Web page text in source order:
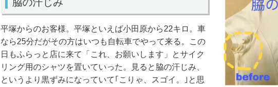
平塚からのお客様。平塚といえば小田原から22キロ。車
なら25分だがその方はいつも自転車でやって来る。この
日もふらっと店に来て「これ、お願いします」とサイク
リング用のシャツを置いていった。見ると脇の汗じみ、
というより黒ずみになっていて｢こりゃ、スゴイ。｣と思